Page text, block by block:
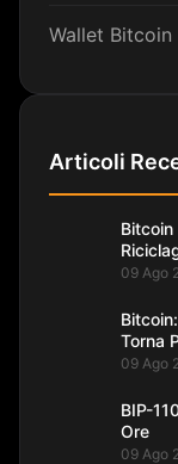
Wallet Bitcoin
Articoli
09 Ago
Torna
09 Ago
BIP-
Ore
09 Ago